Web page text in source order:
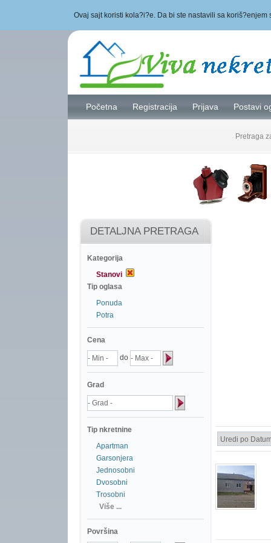
Ovaj sajt koristi kola?i?e. Da bi ste nastavili sa
Početna Registracija Prijava Postavi
Pretraga
DETALJNA PRETRAGA
Kategorija
Stanovi
Tip oglasa
Ponuda
Potra
Cena
do
Grad
Tip nkretnine
Apartman
Garsonjera
Jednosobni
Dvosobni
Trosobni
Više ...
Površina